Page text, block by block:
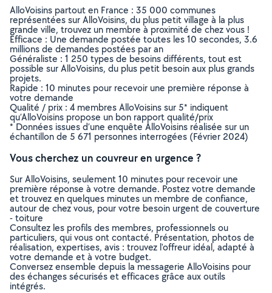
AlloVoisins partout en France : 35 000 communes
représentées sur AlloVoisins, du plus petit village à la plus
grande ville, trouvez un membre à proximité de chez vous !
Efficace : Une demande postée toutes les 10 secondes, 3.6
millions de demandes postées par an
Généraliste : 1 250 types de besoins différents, tout est
possible sur AlloVoisins, du plus petit besoin aux plus grands
projets.
Rapide : 10 minutes pour recevoir une première réponse à
votre demande
Qualité / prix : 4 membres AlloVoisins sur 5* indiquent
qu’AlloVoisins propose un bon rapport qualité/prix
* Données issues d’une enquête AlloVoisins réalisée sur un
échantillon de 5 671 personnes interrogées (Février 2024)
Vous cherchez un couvreur en urgence ?
Sur AlloVoisins, seulement 10 minutes pour recevoir une
première réponse à votre demande. Postez votre demande
et trouvez en quelques minutes un membre de confiance,
autour de chez vous, pour votre besoin urgent de couverture
- toiture
Consultez les profils des membres, professionnels ou
particuliers, qui vous ont contacté. Présentation, photos de
réalisation, expertises, avis : trouvez l'offreur idéal, adapté à
votre demande et à votre budget.
Conversez ensemble depuis la messagerie AlloVoisins pour
des échanges sécurisés et efficaces grâce aux outils
intégrés.